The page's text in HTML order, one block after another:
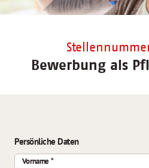
Bewerbung als
Persönliche Daten
Vorname